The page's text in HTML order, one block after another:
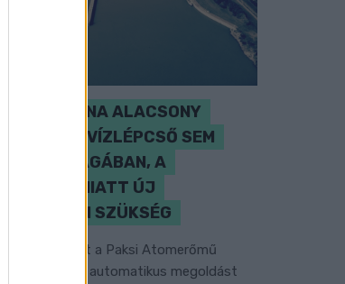
A DUNA ALACSONY
A VÍZLÉPCSŐ SEM
ÖNMAGÁBAN, A
MIATT ÚJ
VAN SZÜKSÉG
szerint a Paksi Atomerőmű
sem jelentene automatikus megoldást